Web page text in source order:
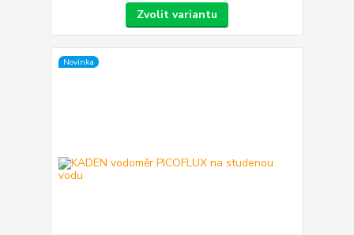
Zvolit variantu
Novinka